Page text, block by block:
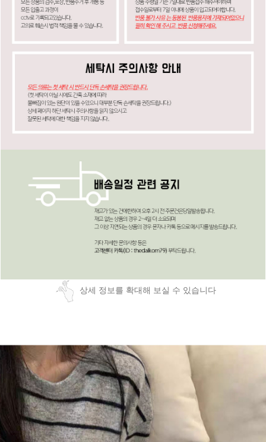
PAYCO 바로
상세 정보를 확대해 보실 수 있습니다